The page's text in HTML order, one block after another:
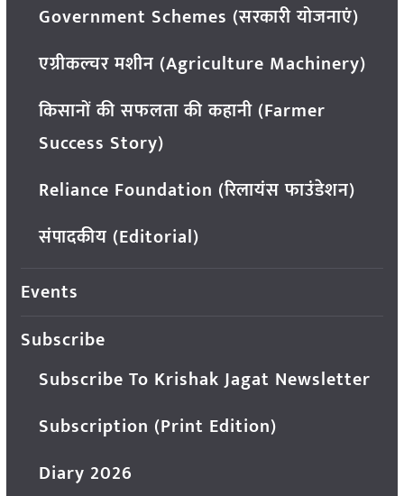
Government Schemes (सरकारी योजनाएं)
एग्रीकल्चर मशीन (Agriculture Machinery)
किसानों की सफलता की कहानी (Farmer
Success Story)
Reliance Foundation (रिलायंस फाउंडेशन)
संपादकीय (Editorial)
Events
Subscribe
Subscribe To Krishak Jagat Newsletter
Subscription (Print Edition)
Diary 2026